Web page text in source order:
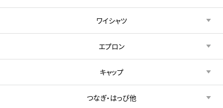
ワイシャツ
エプロン
キャップ
つなぎ・はっぴ他